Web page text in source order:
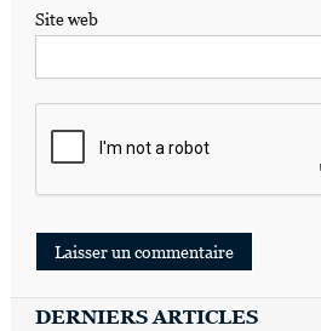
Site web
DERNIERS ARTICLES